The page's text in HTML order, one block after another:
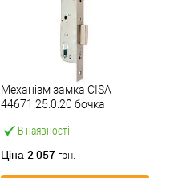
В наявності
Механізм замка CISA
44671.25.0.20 бочка
нержавіюча сталь
Ціна 2 057 грн.